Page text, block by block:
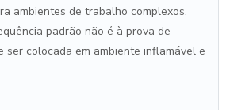
ambientes de trabalho complexos.
padrão não é à prova de
ser colocada em ambiente inflamável e